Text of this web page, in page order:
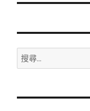
文
搜
尋
鍵